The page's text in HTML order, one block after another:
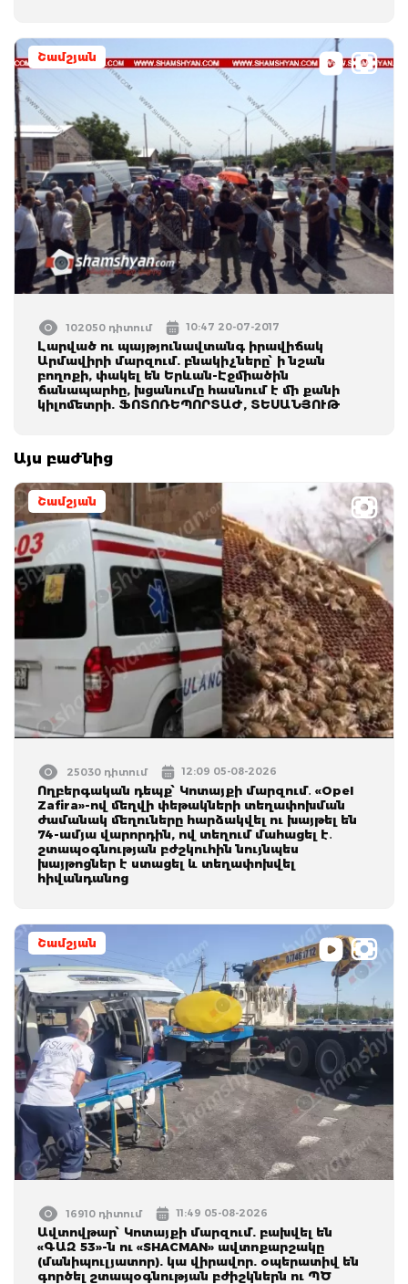
Շամշյան
102050 դիտում 10:47 20-07-2017
Լարված ու պայթյունավտանգ իրավիճակ
Արմավիրի մարզում. բնակիչները՝ ի նշան
բողոքի, փակել են Երևան-Էջմիածին
ճանապարհը, խցանումը հասնում է մի քանի
կիլոմետրի. ՖՈՏՈՌԵՊՈՐՏԱԺ, ՏԵՍԱՆՅՈՒԹ
Այս բաժնից
Շամշյան
25030 դիտում 12:09 05-08-2026
Ողբերգական դեպք՝ Կոտայքի մարզում․ «Opel
Zafira»-ով մեղվի փեթակների տեղափոխման
ժամանակ մեղուները հարձակվել ու խայթել են
74-ամյա վարորդին, ով տեղում մահացել է․
շտապօգնության բժշկուհին նույնպես
խայթոցներ է ստացել և տեղափոխվել
հիվանդանոց
Շամշյան
16910 դիտում 11:49 05-08-2026
Ավտովթար՝ Կոտայքի մարզում. բախվել են
«ԳԱԶ 53»-ն ու «SHACMAN» ավտոքարշակը
(մանիպուլյատոր). կա վիրավոր. օպերատիվ են
գործել շտապօգնության բժիշկներն ու ՊԾ